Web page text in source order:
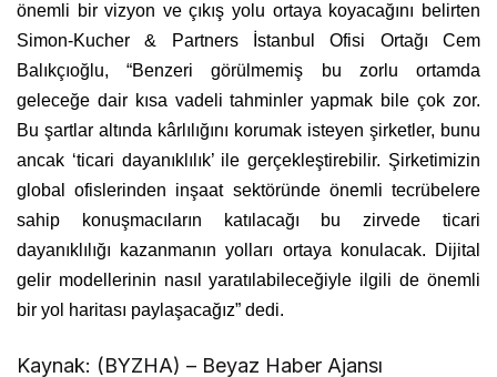
önemli bir vizyon ve çıkış yolu ortaya koyacağını belirten
Simon-Kucher & Partners İstanbul Ofisi Ortağı Cem
Balıkçıoğlu, “Benzeri görülmemiş bu zorlu ortamda
geleceğe dair kısa vadeli tahminler yapmak bile çok zor.
Bu şartlar altında kârlılığını korumak isteyen şirketler, bunu
ancak ‘ticari dayanıklılık’ ile gerçekleştirebilir. Şirketimizin
global ofislerinden inşaat sektöründe önemli tecrübelere
sahip konuşmacıların katılacağı bu zirvede ticari
dayanıklılığı kazanmanın yolları ortaya konulacak. Dijital
gelir modellerinin nasıl yaratılabileceğiyle ilgili de önemli
bir yol haritası paylaşacağız” dedi.
Kaynak: (BYZHA) – Beyaz Haber Ajansı